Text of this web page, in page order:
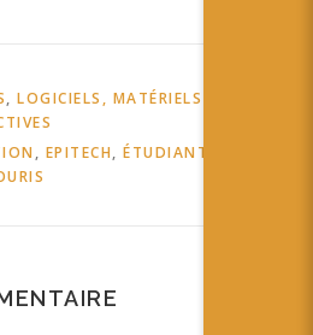
, LOGICIELS, MATÉRIELS ET
, EPITECH, ÉTUDIANT